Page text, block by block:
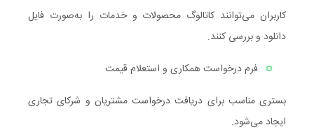
کاربران می‌توانند کاتالوگ محصولات و خدمات را به‌صورت فایل
دانلود و بررسی کنند.
فرم درخواست همکاری و استعلام قیمت
بستری مناسب برای دریافت درخواست مشتریان و شرکای تجاری
ایجاد می‌شود.